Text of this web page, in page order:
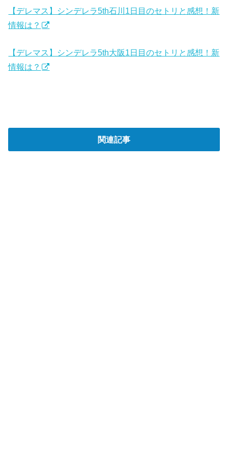
【デレマス】シンデレラ5th石川1日目のセトリと感想！新
情報は？
【デレマス】シンデレラ5th大阪1日目のセトリと感想！新
情報は？
関連記事